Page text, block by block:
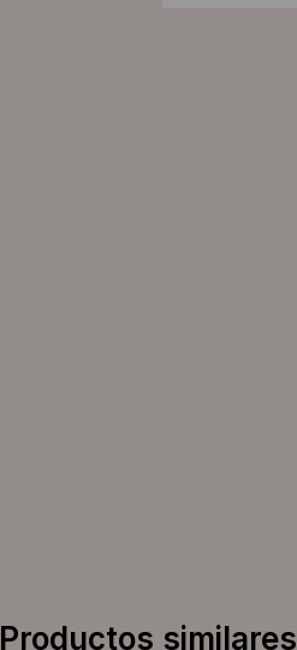
Productos similares